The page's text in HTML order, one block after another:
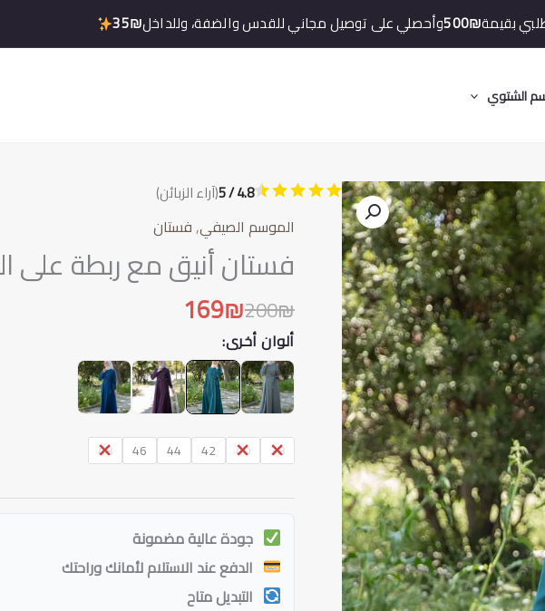
بقيمة500₪وأحصلي على توصيل مجاني للقدس والضفة، وللداخل35₪
الشتوي
4.8 / 5 (آراء الزبائن)
الموسم الصيفي,فستان
فستان أنيق مع ربطة على
200₪
169₪
ألوان أخرى:
38
40
42
44
46
48
جودة عالية مضمونة
الدفع عند الاستلام لأمانك وراحتك
التبديل متاح